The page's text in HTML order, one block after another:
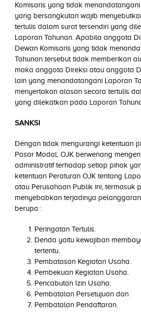
Komisaris yang tidak menandatangani
yang bersangkutan wajib
tertulis dalam surat tersendiri yang
Laporan Tahunan. Apabila anggota
Dewan Komisaris yang tidak
Tahunan tersebut tidak memberikan
maka anggota Direksi atau anggota
lain yang menandatangani Laporan
menyertakan alasan secara tertulis
yang dilekatkan pada Laporan
SANKSI
Dengan tidak mengurangi ketentuan
Pasar Modal, OJK berwenang
administratif terhadap setiap pihak
ketentuan Peraturan OJK tentang
atau Perusahaan Publik ini, termasuk
menyebabkan terjadinya pelanggaran
berupa :
Peringatan Tertulis.
Denda yaitu kewajiban
tertentu.
Pembatasan Kegiatan Usaha.
Pembekuan Kegiatan Usaha.
Pencabutan Izin Usaha.
Pembatalan Persetujuan dan
Pembatalan Pendaftaran.